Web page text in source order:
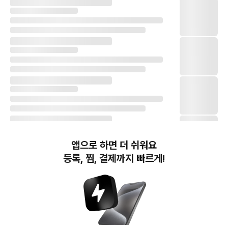
번개장터(주) 사업자정보, 이용약관 및 기타 법적고지
번개장터㈜는 통신판매중개자이며, 통신판매의 당사자가 아닙니다. 전자상거래 등에서의
소비자보호에 관한 법률 등 관련 법령 및 번개장터㈜의 약관에 따라 상품, 상품정보, 거래에 관한 책임은
앱으로 하면 더 쉬워요
등록, 찜, 결제까지 빠르게!